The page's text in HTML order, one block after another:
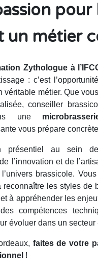
pour
un métier
Zythologue à
: c’est
véritable métier. Que
conseiller
une
vous prépare
présentiel au sein
l’innovation et de
brassicole.
reconnaître les styles de
et à appréhender les
compétences
évoluer dans un
faites de votre
!